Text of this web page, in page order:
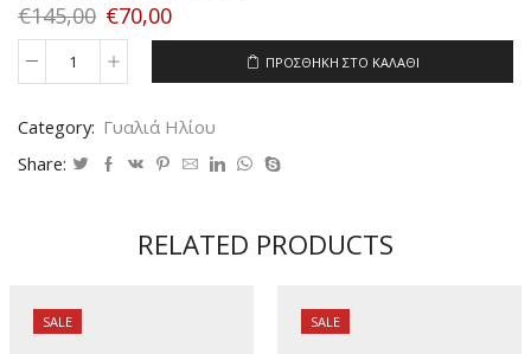
€145,00 €70,00
D&G
SIZE
64
ποσότητα
ΠΡΟΣΘΉΚΗ ΣΤΟ ΚΑΛΆΘΙ
Category: Γυαλιά Ηλίου
Share:
RELATED PRODUCTS
SALE SALE